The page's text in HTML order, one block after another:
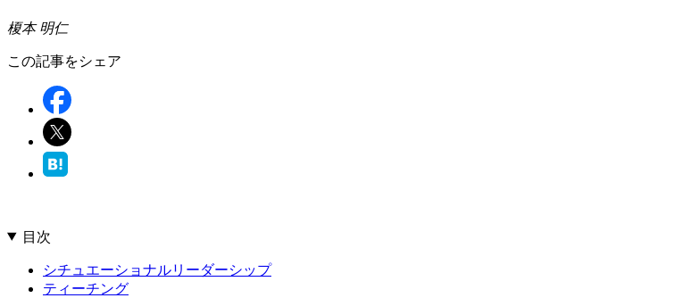
榎本 明仁
この記事をシェア
目次
シチュエーショナルリーダーシップ
ティーチング